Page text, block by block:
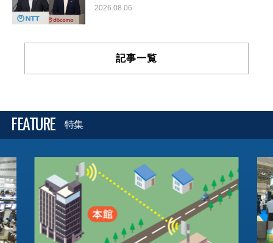
2026.08.06
記事一覧
FEATURE 特集